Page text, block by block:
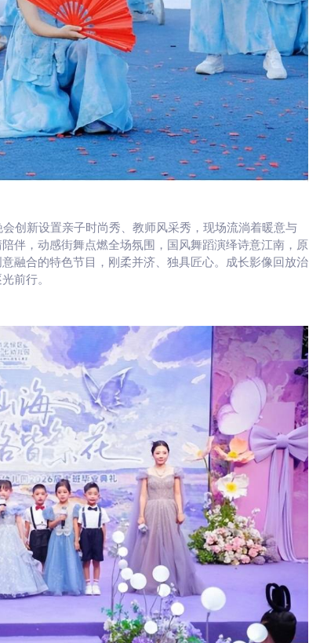
创新设置亲子时尚秀、教师风采秀，现场流淌着暖意与
伴，动感街舞点燃全场氛围，国风舞蹈演绎诗意江南，原
融合的特色节目，刚柔并济、独具匠心。成长影像回放治
前行。